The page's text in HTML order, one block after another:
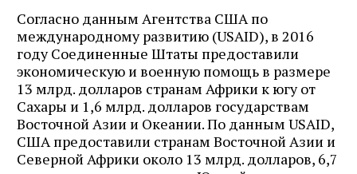
Согласно данным Агентства США по
международному развитию (USAID), в 2016
году Соединенные Штаты предоставили
экономическую и военную помощь в размере
13 млрд. долларов странам Африки к югу от
Сахары и 1,6 млрд. долларов государствам
Восточной Азии и Океании. По данным USAID,
США предоставили странам Восточной Азии и
Северной Африки около 13 млрд. долларов, 6,7